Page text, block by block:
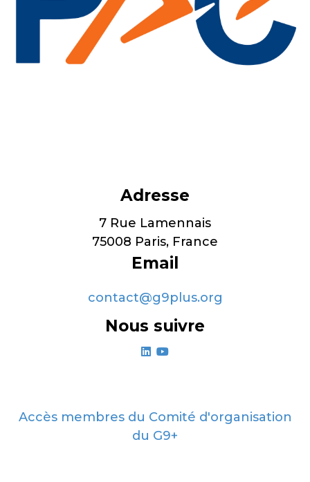
Adresse
7 Rue Lamennais
75008 Paris, France
Email
contact@g9plus.org
Nous suivre
linkedinyoutube
Accès membres du Comité d'organisation
du G9+